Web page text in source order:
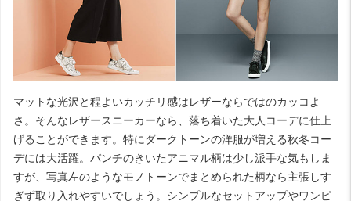
マットな光沢と程よいカッチリ感はレザーならではのカッコよ
さ。そんなレザースニーカーなら、落ち着いた大人コーデに仕上
げることができます。特にダークトーンの洋服が増える秋冬コー
デには大活躍。パンチのきいたアニマル柄は少し派手な気もしま
すが、写真左のようなモノトーンでまとめられた柄なら主張しす
ぎず取り入れやすいでしょう。シンプルなセットアップやワンピ